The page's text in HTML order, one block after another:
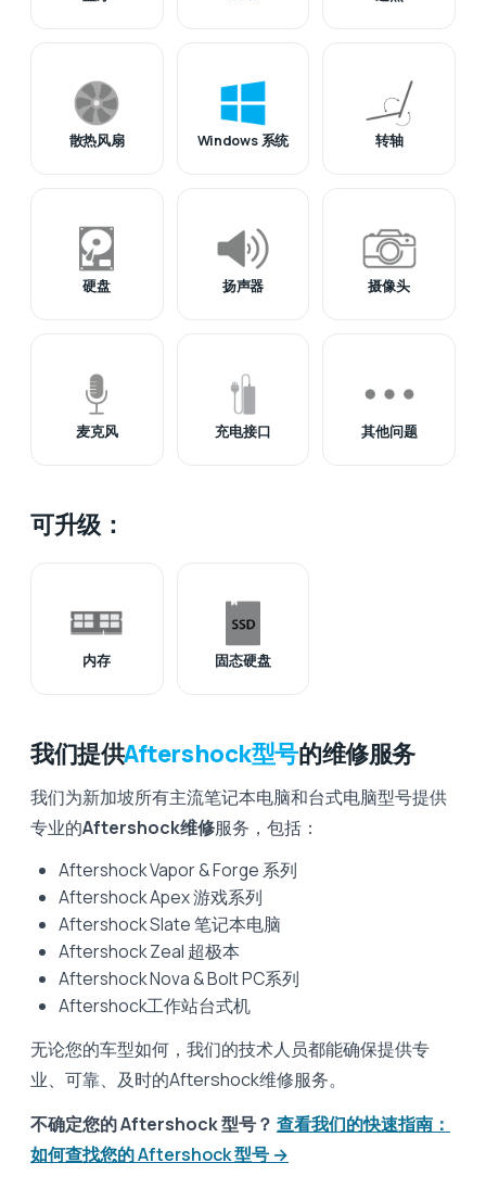
散热风扇 Windows 系统 转轴
硬盘 扬声器 摄像头
麦克风 充电接口 其他问题
可升级：
内存 固态硬盘
我们提供Aftershock型号的维修服务
我们为新加坡所有主流笔记本电脑和台式电脑型号提供
专业的Aftershock维修服务，包括：
Aftershock Vapor & Forge 系列
Aftershock Apex 游戏系列
Aftershock Slate 笔记本电脑
Aftershock Zeal 超极本
Aftershock Nova & Bolt PC系列
Aftershock工作站台式机
无论您的车型如何，我们的技术人员都能确保提供专
业、可靠、及时的Aftershock维修服务。
不确定您的 Aftershock 型号？ 查看我们的快速指南：
如何查找您的 Aftershock 型号 →